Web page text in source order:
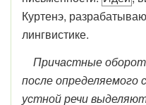
Куртенэ,
лингвистике.
Причастные
после определяемого
устной речи